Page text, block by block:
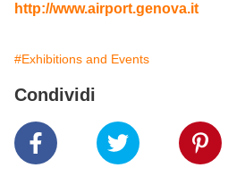
http://www.airport.genova.it
#Exhibitions and Events
Condividi